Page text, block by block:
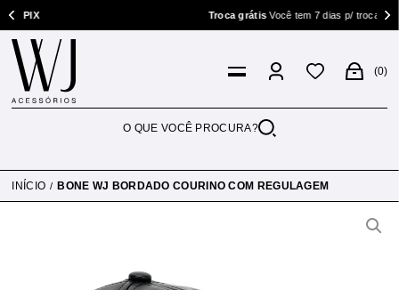
Troca grátisVocê tem 7 dias p/ trocar
0
INÍCIO BONE WJ BORDADO COURINO COM REGULAGEM